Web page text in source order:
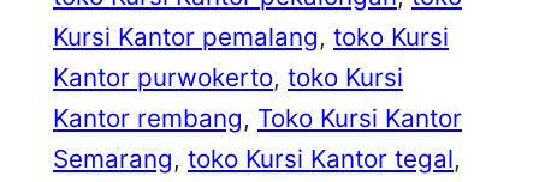
Kursi Kantor pemalang, toko Kursi
Kantor purwokerto, toko Kursi
Kantor rembang, Toko Kursi Kantor
Semarang, toko Kursi Kantor tegal